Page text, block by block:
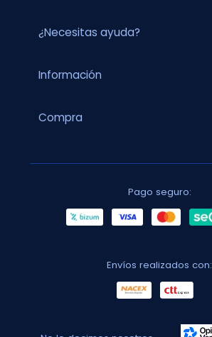
¿Necesitas ayuda?
Información
Compra
Pago seguro:
Envíos realizados con: